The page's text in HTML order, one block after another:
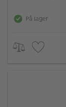
På lager